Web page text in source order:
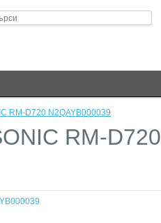
RM-D720 N2QAYB000039
RM-D720